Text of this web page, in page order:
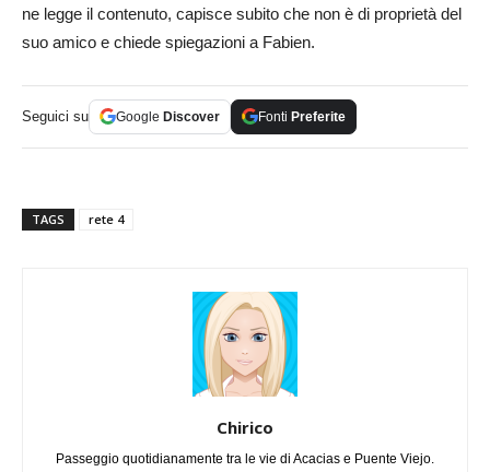
ne legge il contenuto, capisce subito che non è di proprietà del
suo amico e chiede spiegazioni a Fabien.
Seguici su Google Discover Fonti Preferite
TAGS rete 4
Chirico
Passeggio quotidianamente tra le vie di Acacias e Puente Viejo.